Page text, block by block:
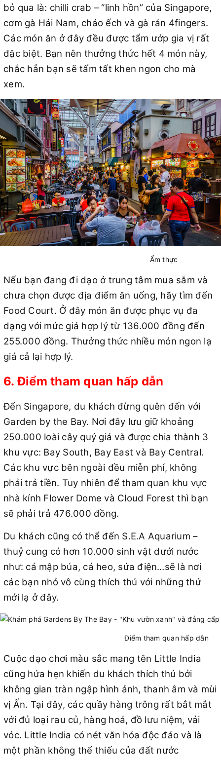
bỏ qua là: chilli crab – “linh hồn” của Singapore,
cơm gà Hải Nam, cháo ếch và gà rán 4fingers.
Các món ăn ở đây đều được tẩm ướp gia vị rất
đặc biệt. Bạn nên thưởng thức hết 4 món này,
chắc hẳn bạn sẽ tấm tất khen ngon cho mà
xem.
Ẩm thực
Nếu bạn đang đi dạo ở trung tâm mua sắm và
chưa chọn được địa điểm ăn uống, hãy tìm đến
Food Court. Ở đây món ăn được phục vụ đa
dạng với mức giá hợp lý từ 136.000 đồng đến
255.000 đồng. Thưởng thức nhiều món ngon lạ
giá cả lại hợp lý.
6. Điểm tham quan hấp dẫn
Đến Singapore, du khách đừng quên đến với
Garden by the Bay. Nơi đây lưu giữ khoảng
250.000 loài cây quý giá và được chia thành 3
khu vực: Bay South, Bay East và Bay Central.
Các khu vực bên ngoài đều miễn phí, không
phải trả tiền. Tuy nhiên để tham quan khu vực
nhà kính Flower Dome và Cloud Forest thì bạn
sẽ phải trả 476.000 đồng.
Du khách cũng có thể đến S.E.A Aquarium –
thuỷ cung có hơn 10.000 sinh vật dưới nước
như: cá mập búa, cá heo, sứa điện…sẽ là nơi
các bạn nhỏ vô cùng thích thú với những thứ
mới lạ ở đây.
Điểm tham quan hấp dẫn
Cuộc dạo chơi màu sắc mang tên Little India
cũng hứa hẹn khiến du khách thích thú bởi
không gian tràn ngập hình ảnh, thanh âm và mùi
vị Ấn. Tại đây, các quầy hàng trông rất bắt mắt
với đủ loại rau củ, hàng hoá, đồ lưu niệm, vải
vóc. Little India có nét văn hóa độc đáo và là
một phần không thể thiếu của đất nước